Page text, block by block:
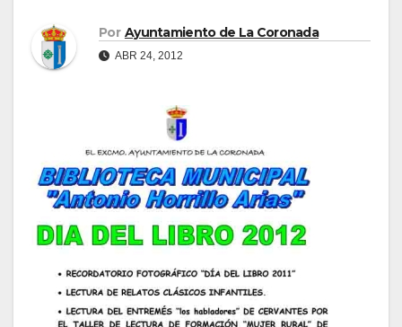
Por Ayuntamiento de La Coronada
ABR 24, 2012